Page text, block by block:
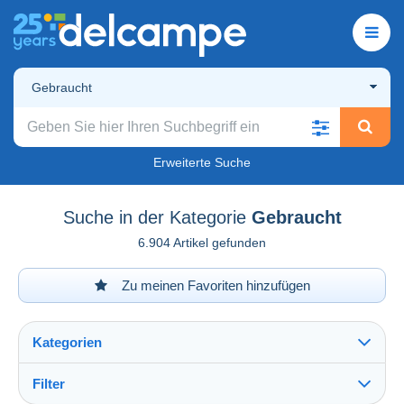
Gebraucht
Erweiterte Suche
Suche in der Kategorie Gebraucht
6.904 Artikel gefunden
Zu meinen Favoriten hinzufügen
Kategorien
Filter